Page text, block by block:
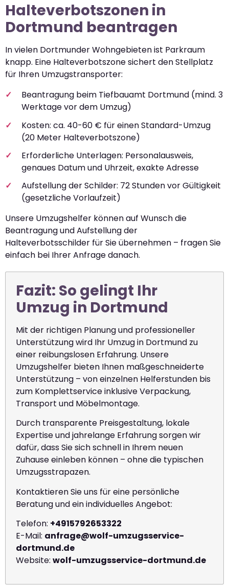
Halteverbotszonen in
Dortmund beantragen
In vielen Dortmunder Wohngebieten ist Parkraum
knapp. Eine Halteverbotszone sichert den Stellplatz
für Ihren Umzugstransporter:
Beantragung beim Tiefbauamt Dortmund (mind. 3
Werktage vor dem Umzug)
Kosten: ca. 40-60 € für einen Standard-Umzug
(20 Meter Halteverbotszone)
Erforderliche Unterlagen: Personalausweis,
genaues Datum und Uhrzeit, exakte Adresse
Aufstellung der Schilder: 72 Stunden vor Gültigkeit
(gesetzliche Vorlaufzeit)
Unsere Umzugshelfer können auf Wunsch die
Beantragung und Aufstellung der
Halteverbotsschilder für Sie übernehmen – fragen Sie
einfach bei Ihrer Anfrage danach.
Fazit: So gelingt Ihr
Umzug in Dortmund
Mit der richtigen Planung und professioneller
Unterstützung wird Ihr Umzug in Dortmund zu
einer reibungslosen Erfahrung. Unsere
Umzugshelfer bieten Ihnen maßgeschneiderte
Unterstützung – von einzelnen Helferstunden bis
zum Komplettservice inklusive Verpackung,
Transport und Möbelmontage.
Durch transparente Preisgestaltung, lokale
Expertise und jahrelange Erfahrung sorgen wir
dafür, dass Sie sich schnell in Ihrem neuen
Zuhause einleben können – ohne die typischen
Umzugsstrapazen.
Kontaktieren Sie uns für eine persönliche
Beratung und ein individuelles Angebot:
Telefon: +4915792653322
E-Mail: anfrage@wolf-umzugsservice-
dortmund.de
Website: wolf-umzugsservice-dortmund.de